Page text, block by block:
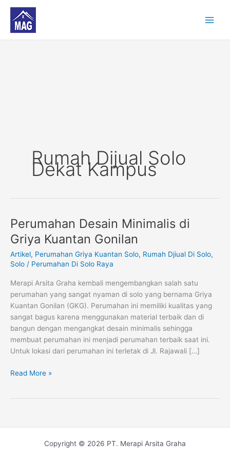
content
Rumah Dijual Solo
Dekat Kampus
Perumahan Desain Minimalis di
Griya Kuantan Gonilan
Artikel, Perumahan Griya Kuantan Solo, Rumah Djiual Di Solo,
Solo / Perumahan Di Solo Raya
Merapi Arsita Graha kembali mengembangkan salah satu
perumahan yang sangat nyaman di solo yang bernama Griya
Kuantan Gonilan (GKG). Perumahan ini memiliki kualitas yang
sangat bagus karena menggunakan material terbaik dan di
bangun dengan mengangkat desain minimalis sehingga
membuat perumahan ini menjadi perumahan terbaik saat ini.
Untuk lokasi dari perumahan ini terletak di Jl. Rajawali […]
Perumahan
Desain
Minimalis
di
Griya
Gonilan
Read More »
Copyright © 2026 PT. Merapi Arsita Graha